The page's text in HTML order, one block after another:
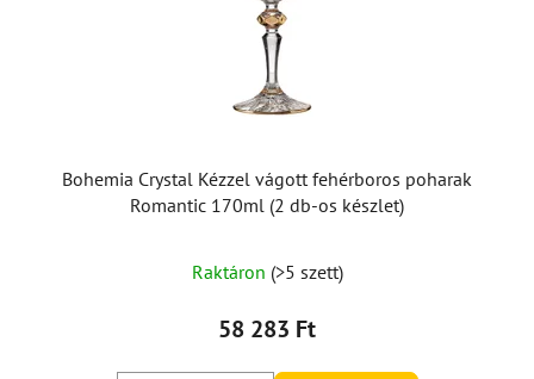
Bohemia Crystal Kézzel vágott fehérboros poharak
Romantic 170ml (2 db-os készlet)
Raktáron (>5 szett)
58 283 Ft